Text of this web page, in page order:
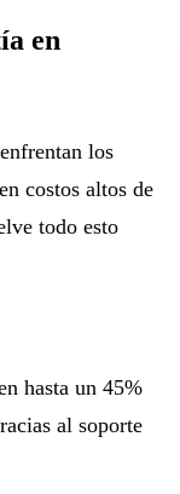
en
los
costos altos de
todo esto
hasta un 45%
al soporte